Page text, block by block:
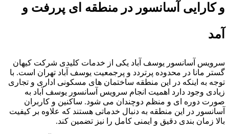
و کارایی آسانسور در منطقه ای پررفت و
آمد
سرویس آسانسور یوسف آباد یکی از خدمات کلیدی شرکت کیهان
گستر مانا در محدوده پرتردد و پرجمعیت یوسف آباد تهران است. با
توجه به اینکه در این منطقه ساختمان های مسکونی اداری و تجاری
زیادی وجود دارد اهمیت انجام سرویس آسانسور یوسف آباد به
صورت دوره ای و منظم دوچندان می شود. ساکنین و کاربران
آسانسور در این منطقه به دنبال خدماتی هستند که علاوه بر کیفیت
بالا زمان بندی دقیق و ایمنی کامل را نیز تضمین کند.